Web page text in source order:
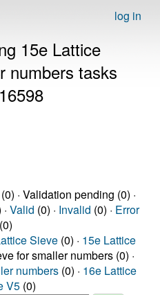
log in
15e Lattice
numbers tasks
· Validation pending (0) ·
Valid (0) · Invalid (0) · Error
(0)
Sieve (0) · 15e Lattice
for smaller numbers (0) ·
numbers (0) · 16e Lattice
V5 (0)